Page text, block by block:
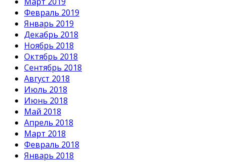
Февраль 2019
Январь 2019
Декабрь 2018
Ноябрь 2018
Октябрь 2018
Сентябрь 2018
Август 2018
Июль 2018
Июнь 2018
Май 2018
Апрель 2018
Март 2018
Февраль 2018
Январь 2018